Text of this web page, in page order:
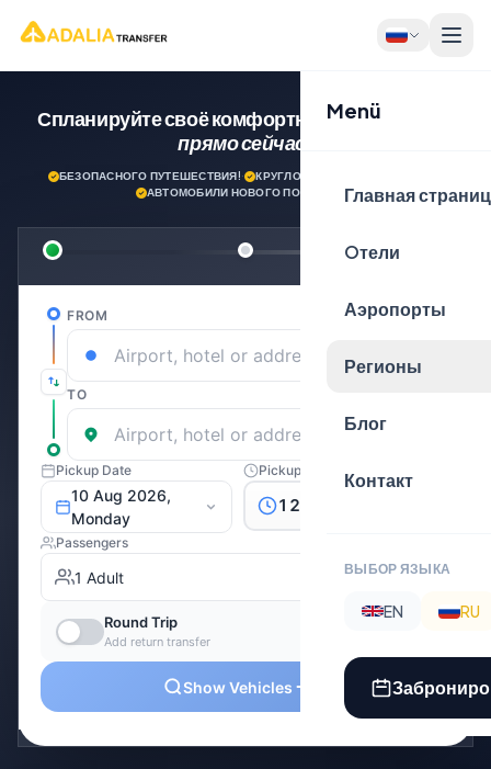
Menü
Главная
Oтели
Аэропорты
Регионы
Блог
Контакт
ВЫБОР ЯЗЫКА
EN RU
Спланируйте своё комфортное путешествие
прямо сейчас!
БЕЗОПАСНОГО ПУТЕШЕСТВИЯ!· КРУГЛОСУТОЧНАЯ ПОДДЕРЖКА
АВТОМОБИЛИ НОВОГО ПОКОЛЕНИЯ